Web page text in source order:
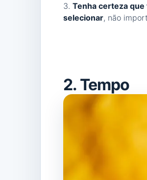
3. Tenha certeza que
selecionar, não
2. Tempo